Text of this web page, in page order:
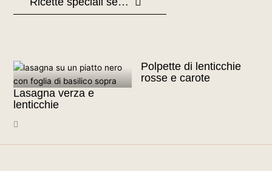
Lasagna verza e
lenticchie
Polpette di lenticchie
rosse e carote